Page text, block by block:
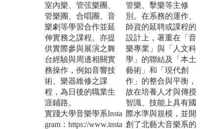
室內樂、管弦樂團、
管樂團、合唱團、音
樂劇等學習合作並延
伸實務之課程。亦提
供實際參與展演之舞
台經驗與周邊相關實
務操作，例如音響技
術、樂器維修之課
程，為日後的職業生
涯鋪路。
實踐大學音樂學系Insta
gram：https://www.insta
管樂、擊樂等主修
別。在系務的運作、
師資的延聘或課程的
設計上，著重在「音
樂專業」與「人文科
學」的聯結及「本土
藝術」和「現代創
作」的整合與平衡，
故在培養人才與傳授
智識、技能上具有國
際水準與規模，並開
創了北藝大音樂系的